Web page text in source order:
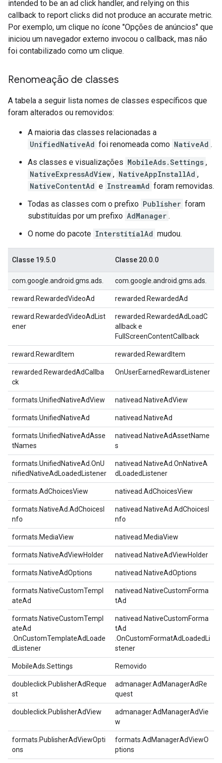
intended to be an ad click handler, and relying on this
callback to report clicks did not produce an accurate metric.
Por exemplo, um clique no ícone "Opções de anúncios" que
iniciou um navegador externo invocou o callback, mas não
foi contabilizado como um clique.
Renomeação de classes
A tabela a seguir lista nomes de classes específicos que
foram alterados ou removidos:
A maioria das classes relacionadas a
UnifiedNativeAd foi renomeada como NativeAd .
As classes e visualizações MobileAds.Settings ,
NativeExpressAdView , NativeAppInstallAd ,
NativeContentAd e InstreamAd foram removidas.
Todas as classes com o prefixo Publisher foram
substituídas por um prefixo AdManager .
O nome do pacote InterstitialAd mudou.
Classe 19.5.0 Classe 20.0.0
com.google.android.gms.ads. com.google.android.gms.ads.
reward.RewardedVideoAd rewarded.RewardedAd
reward.RewardedVideoAdList
ener
rewarded.RewardedAdLoadC
allback e
FullScreenContentCallback
reward.RewardItem rewarded.RewardItem
rewarded.RewardedAdCallba
ck
OnUserEarnedRewardListener
formats.UnifiedNativeAdView nativead.NativeAdView
formats.UnifiedNativeAd nativead.NativeAd
formats.UnifiedNativeAdAsse
tNames
nativead.NativeAdAssetName
s
formats.UnifiedNativeAd.OnU
nifiedNativeAdLoadedListener
nativead.NativeAd.OnNativeA
dLoadedListener
formats.AdChoicesView nativead.AdChoicesView
formats.NativeAd.AdChoicesI
nfo
nativead.NativeAd.AdChoicesI
nfo
formats.MediaView nativead.MediaView
formats.NativeAdViewHolder nativead.NativeAdViewHolder
formats.NativeAdOptions nativead.NativeAdOptions
formats.NativeCustomTempl
ateAd
nativead.NativeCustomForma
tAd
formats.NativeCustomTempl
ateAd
.OnCustomTemplateAdLoade
dListener
nativead.NativeCustomForma
tAd
.OnCustomFormatAdLoadedLi
stener
MobileAds.Settings Removido
doubleclick.PublisherAdReque
st
admanager.AdManagerAdRe
quest
doubleclick.PublisherAdView
admanager.AdManagerAdVie
w
formats.PublisherAdViewOpti
ons
formats.AdManagerAdViewO
ptions